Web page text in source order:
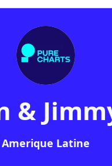
&
Amerique Latine